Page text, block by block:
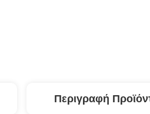
Περιγραφή